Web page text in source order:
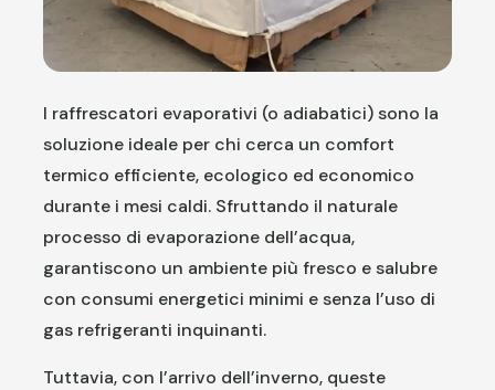
I raffrescatori evaporativi (o adiabatici) sono la
soluzione ideale per chi cerca un comfort
termico efficiente, ecologico ed economico
durante i mesi caldi. Sfruttando il naturale
processo di evaporazione dell’acqua,
garantiscono un ambiente più fresco e salubre
con consumi energetici minimi e senza l’uso di
gas refrigeranti inquinanti.
Tuttavia, con l’arrivo dell’inverno, queste